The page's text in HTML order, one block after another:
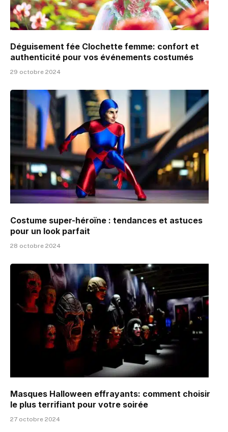
Déguisement fée Clochette femme: confort et
authenticité pour vos événements costumés
29 octobre 2024
Costume super-héroïne : tendances et astuces
pour un look parfait
28 octobre 2024
Masques Halloween effrayants: comment choisir
le plus terrifiant pour votre soirée
27 octobre 2024